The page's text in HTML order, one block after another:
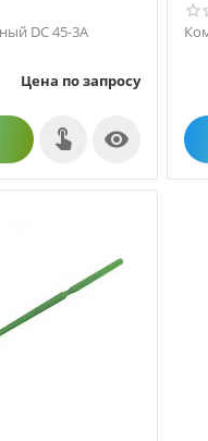
DC 45-3А
Цена по запросу
